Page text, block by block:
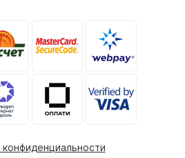
конфиденциальности